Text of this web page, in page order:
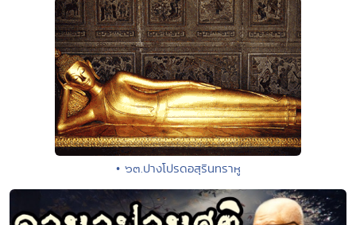
• ๖๓.ปางโปรดอสุรินทราหู